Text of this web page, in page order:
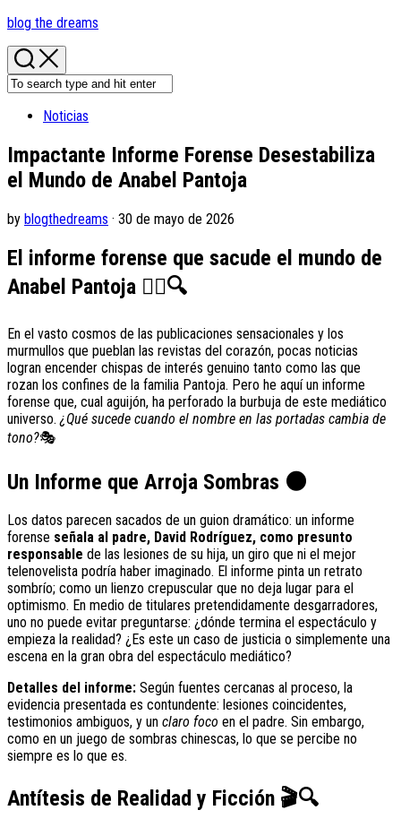
Skip
content
blog the dreams
Noticias
Impactante Informe Forense Desestabiliza
el Mundo de Anabel Pantoja
by blogthedreams · 30 de mayo de 2026
El informe forense que sacude el mundo de
Anabel Pantoja 🕵️‍♂️🔍
En el vasto cosmos de las publicaciones sensacionales y los
murmullos que pueblan las revistas del corazón, pocas noticias
logran encender chispas de interés genuino tanto como las que
rozan los confines de la familia Pantoja. Pero he aquí un informe
forense que, cual aguijón, ha perforado la burbuja de este mediático
universo. ¿Qué sucede cuando el nombre en las portadas cambia de
tono?🎭
Un Informe que Arroja Sombras 🌑
Los datos parecen sacados de un guion dramático: un informe
forense señala al padre, David Rodríguez, como presunto
responsable de las lesiones de su hija, un giro que ni el mejor
telenovelista podría haber imaginado. El informe pinta un retrato
sombrío; como un lienzo crepuscular que no deja lugar para el
optimismo. En medio de titulares pretendidamente desgarradores,
uno no puede evitar preguntarse: ¿dónde termina el espectáculo y
empieza la realidad? ¿Es este un caso de justicia o simplemente una
escena en la gran obra del espectáculo mediático?
Detalles del informe: Según fuentes cercanas al proceso, la
evidencia presentada es contundente: lesiones coincidentes,
testimonios ambiguos, y un claro foco en el padre. Sin embargo,
como en un juego de sombras chinescas, lo que se percibe no
siempre es lo que es.
Antítesis de Realidad y Ficción 🎬🔍